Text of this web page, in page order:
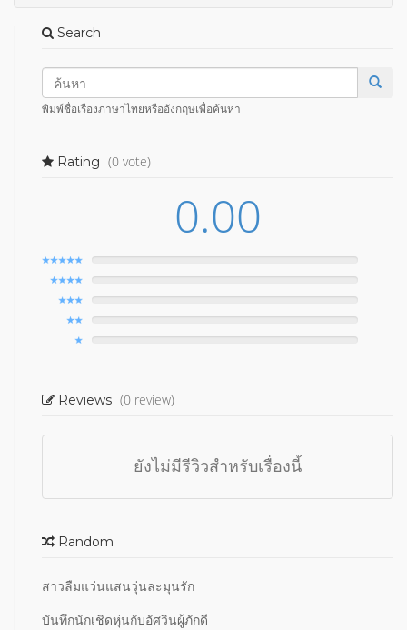
Search
พิมพ์ชื่อเรื่องภาษาไทยหรืออังกฤษเพื่อค้นหา
Rating (0 vote)
0.00
Reviews (0 review)
ยังไม่มีรีวิวสำหรับเรื่องนี้
Random
สาวลืมแว่นแสนวุ่นละมุนรัก
บันทึกนักเชิดหุ่นกับอัศวินผู้ภักดี